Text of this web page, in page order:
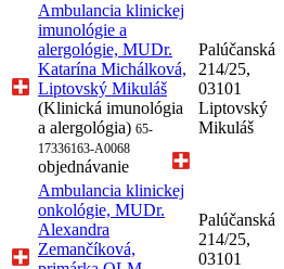
Ambulancia klinickej
imunológie a
alergológie, MUDr.
Katarína Michálková,
Liptovský Mikuláš
(Klinická imunológia
a alergológia) 65-
17336163-A0068
objednávanie
Palúčanská
214/25,
03101
Liptovský
Mikuláš
Ambulancia klinickej
onkológie, MUDr.
Alexandra
Zemančíková,
Palúčanská
214/25,
03101